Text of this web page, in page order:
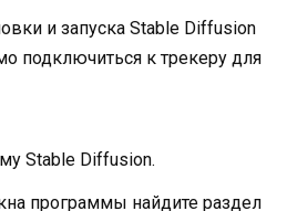
и запуска Stable Diffusion
подключиться к трекеру для
Stable Diffusion.
программы найдите раздел